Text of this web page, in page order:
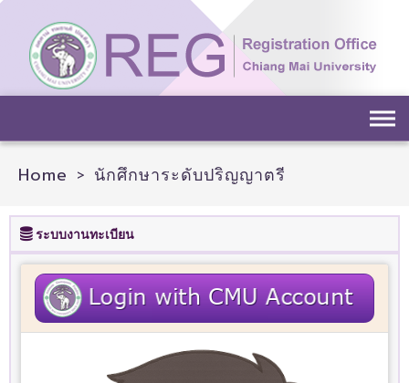
Home > นักศึกษาระดับปริญญาตรี
ระบบงานทะเบียน